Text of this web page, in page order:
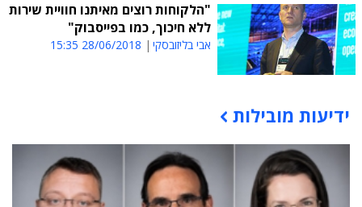
"הלקוחות רוצים מאיתנו חוויית שירות
ללא חיכוך, כמו בפייסבוק"
אבי בליזובסקי 28/06/2018 15:35
תוכן פרסומי
ידיעות מובילות